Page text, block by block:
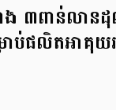
៣ពាន់លានដុ
រាប់ផលិតអាគុ